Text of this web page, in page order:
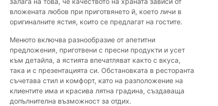
вложената любов при приготвянето й, което личи в
оригиналните ястия, които се предлагат на гостите.
Менюто включва разнообразие от апетитни
предложения, приготвени с пресни продукти и усет
към детайла, а ястията впечатляват както с вкуса,
така и с презентацията си. Обстановката в ресторанта
съчетава стил и комфорт, като на разположение на
клиентите има и красива лятна градина, създаваща
допълнителна възможност за отдих.